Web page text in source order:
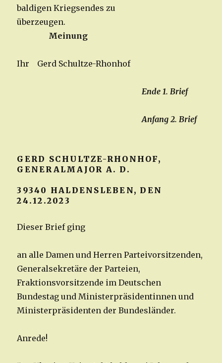
baldigen Kriegsendes zu
überzeugen.
Meinung
Ihr Gerd Schultze-Rhonhof
Ende 1. Brief
Anfang 2. Brief
GERD SCHULTZE-RHONHOF,
GENERALMAJOR A. D.
39340 HALDENSLEBEN, DEN
24.12.2023
Dieser Brief ging
an alle Damen und Herren Parteivorsitzenden,
Generalsekretäre der Parteien,
Fraktionsvorsitzende im Deutschen
Bundestag und Ministerpräsidentinnen und
Ministerpräsidenten der Bundesländer.
Anrede!